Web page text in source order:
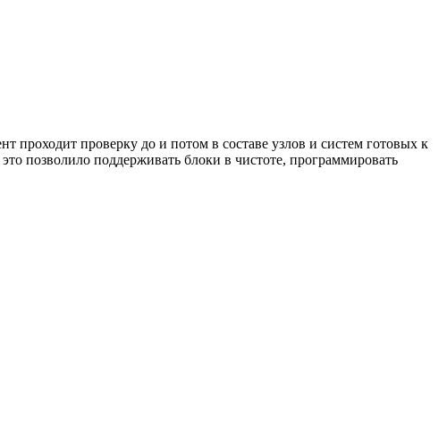
проходит проверку до и потом в составе узлов и систем готовых к
позволило поддерживать блоки в чистоте, программировать